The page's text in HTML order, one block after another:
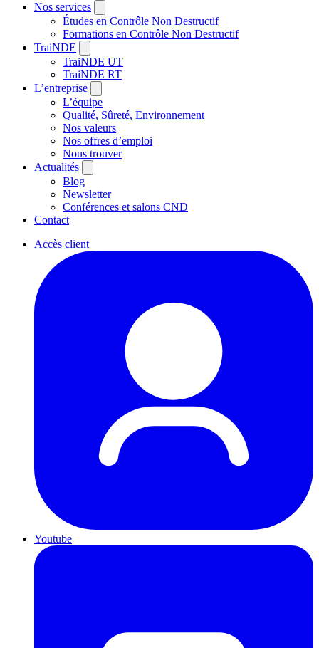
Nos services
Études en Contrôle Non Destructif
Formations en Contrôle Non Destructif
TraiNDE
TraiNDE UT
TraiNDE RT
L’entreprise
L’équipe
Qualité, Sûreté, Environnement
Nos valeurs
Nos offres d’emploi
Nous trouver
Actualités
Blog
Newsletter
Conférences et salons CND
Contact
Accès client
Youtube